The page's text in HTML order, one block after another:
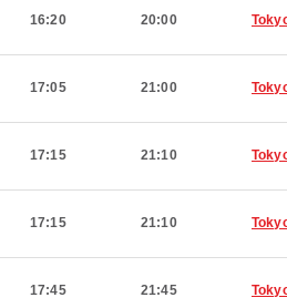
16:20 20:00
17:05 21:00
17:15 21:10
17:15 21:10
17:45 21:45